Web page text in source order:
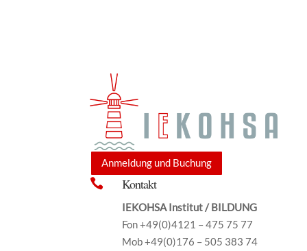
Anmeldung und Buchung
 Kontakt
IEKOHSA Institut / BILDUNG
Fon +49(0)4121 – 475 75 77
Mob +49(0)176 – 505 383 74